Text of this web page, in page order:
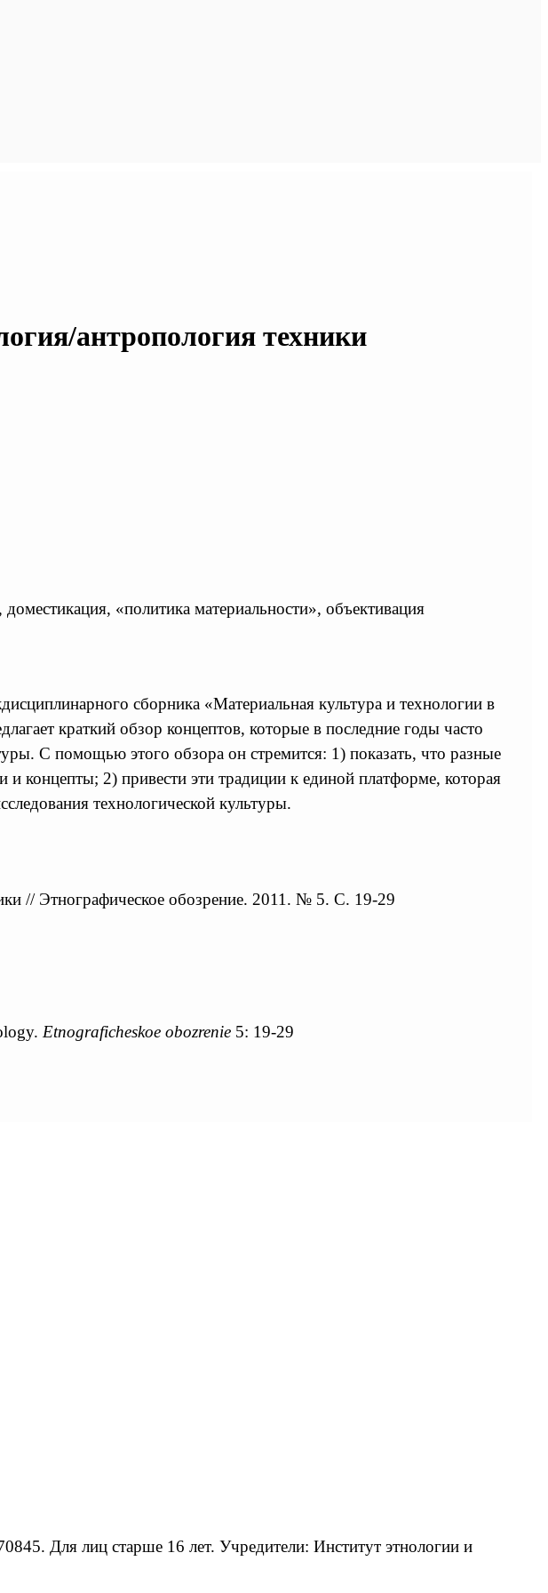
антропология техники
«политика материальности», объективация
сборника «Материальная культура и технологии в
краткий обзор концептов, которые в последние годы часто
С помощью этого обзора он стремится: 1) показать, что разные
концепты; 2) привести эти традиции к единой платформе, которая
технологической культуры.
// Этнографическое обозрение. 2011. № 5. С. 19-29
Etnograficheskoe obozrenie 5: 19-29
Для лиц старше 16 лет. Учредители: Институт этнологии и